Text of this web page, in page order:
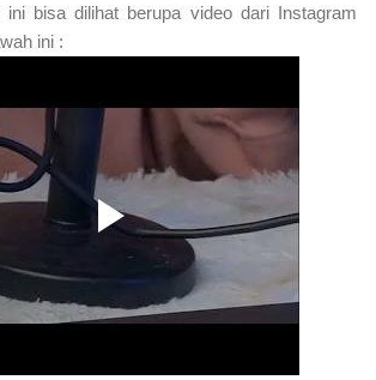
bisa dilihat berupa video dari Instagram
ini :